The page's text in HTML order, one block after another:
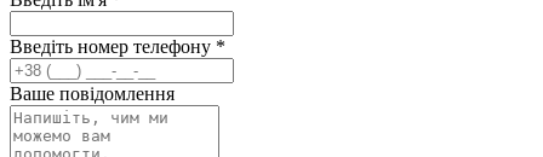
Введіть номер телефону *
Ваше повідомлення